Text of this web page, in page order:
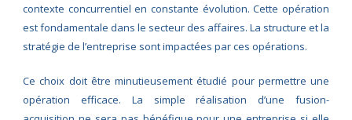
contexte concurrentiel en constante évolution. Cette opération
est fondamentale dans le secteur des affaires. La structure et la
stratégie de l’entreprise sont impactées par ces opérations.
Ce choix doit être minutieusement étudié pour permettre une
opération efficace. La simple réalisation d’une fusion-